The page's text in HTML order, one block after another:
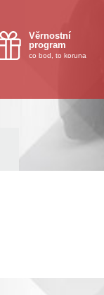
Věrnostní
program
co bod, to koruna